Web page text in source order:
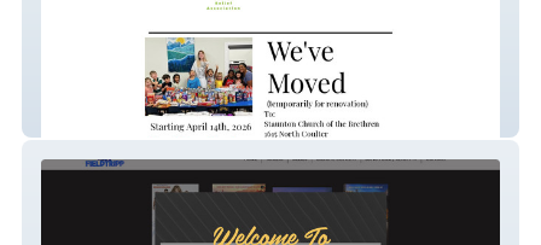
Staunton Augusta Chu